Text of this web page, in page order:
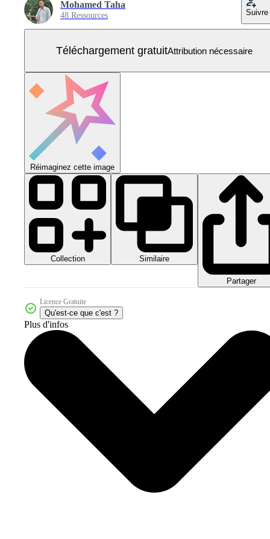
Mohamed Taha
48 Ressources Suivre
Téléchargement gratuitAttribution nécessaire
Réimaginez cette image
Collection Similaire
Partager
Licence Gratuite
Qu'est-ce que c'est ?
Plus d'infos